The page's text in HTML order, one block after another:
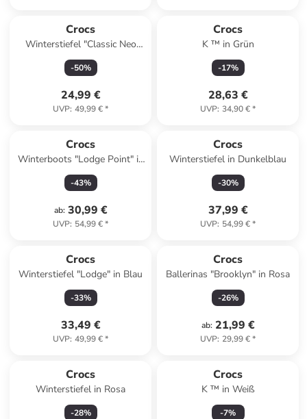
Crocs
Winterstiefel "Classic Neo
Puff" in Dunkelblau
-50%
24,99 €
UVP: 49,99 €*
Crocs
K ™ in Grün
-17%
28,63 €
UVP: 34,90 €*
Crocs
Winterboots "Lodge Point" in
Dunkelblau/ Grau
-43%
ab: 30,99 €
UVP: 54,99 €*
Crocs
Winterstiefel in Dunkelblau
-30%
37,99 €
UVP: 54,99 €*
Crocs
Winterstiefel "Lodge" in Blau
-33%
33,49 €
UVP: 49,99 €*
Crocs
Ballerinas "Brooklyn" in Rosa
-26%
ab: 21,99 €
UVP: 29,99 €*
Crocs
Winterstiefel in Rosa
-28%
Crocs
K ™ in Weiß
-7%